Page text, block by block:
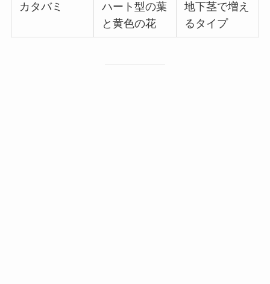
カタバミ
ハート型の葉
と黄色の花
地下茎で増え
るタイプ